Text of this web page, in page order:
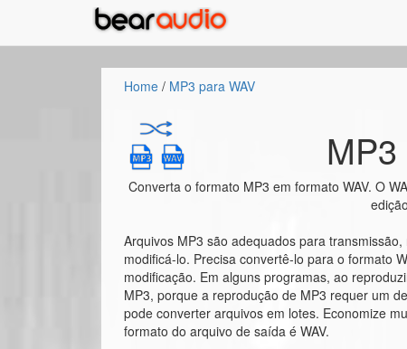
Home / MP3 para WAV
Converta o formato MP3 em formato WAV. O
Arquivos MP3 são adequados para
modificá-lo. Precisa convertê-lo para o formato
modificação. Em alguns programas, ao
MP3, porque a reprodução de MP3 requer um
pode converter arquivos em lotes. Economize
formato do arquivo de saída é WAV.